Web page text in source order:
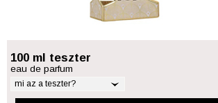
100 ml teszter
eau de parfum
mi az a teszter?